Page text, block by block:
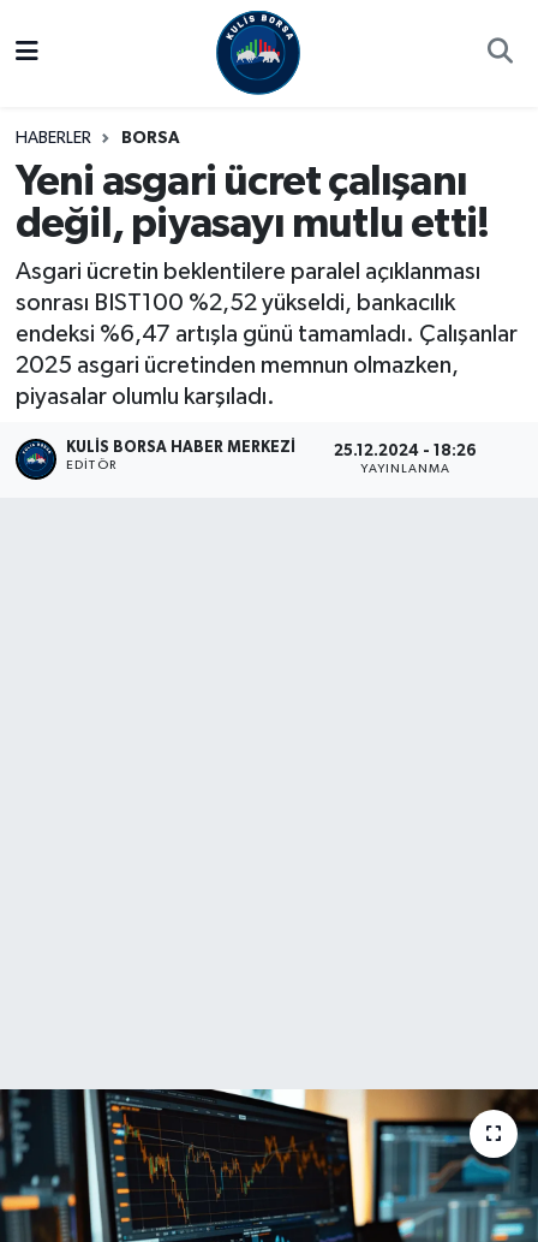
HABERLER BORSA
Yeni asgari ücret çalışanı
değil, piyasayı mutlu etti!
Asgari ücretin beklentilere paralel açıklanması
sonrası BIST100 %2,52 yükseldi, bankacılık
endeksi %6,47 artışla günü tamamladı. Çalışanlar
2025 asgari ücretinden memnun olmazken,
piyasalar olumlu karşıladı.
KULIS BORSA HABER MERKEZI
EDITÖR
25.12.2024 - 18:26
YAYINLANMA
Kulis Haber
Halka Arzlar
Ekonomi
Süper Lig Puan Durumu ve Fikstür
Tüm Manşetler
Son Dakika Haberleri
Haber Arşivi